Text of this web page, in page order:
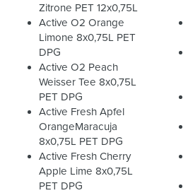
Zitrone PET 12x0,75L
Active O2 Orange
Limone 8x0,75L PET
DPG
Active O2 Peach
Weisser Tee 8x0,75L
PET DPG
Active Fresh Apfel
OrangeMaracuja
8x0,75L PET DPG
Active Fresh Cherry
Apple Lime 8x0,75L
PET DPG